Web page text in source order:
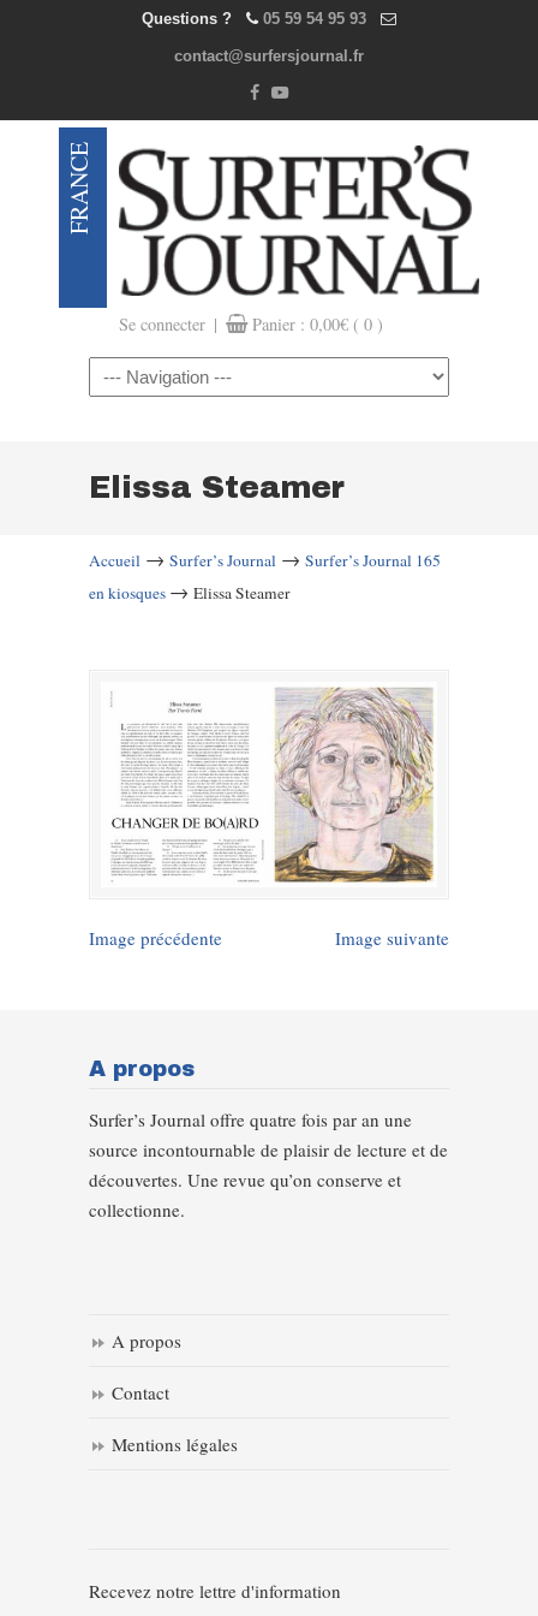
Questions ? 05 59 54 95 93
contact@surfersjournal.fr
Se connecter | Panier : 0,00€ ( 0 )
Navigation
Elissa Steamer
Accueil → Surfer’s Journal → Surfer’s Journal 165
en kiosques → Elissa Steamer
Image précédente Image suivante
A propos
Surfer’s Journal offre quatre fois par an une
source incontournable de plaisir de lecture et de
découvertes. Une revue qu’on conserve et
collectionne.
A propos
Contact
Mentions légales
Recevez notre lettre d'information